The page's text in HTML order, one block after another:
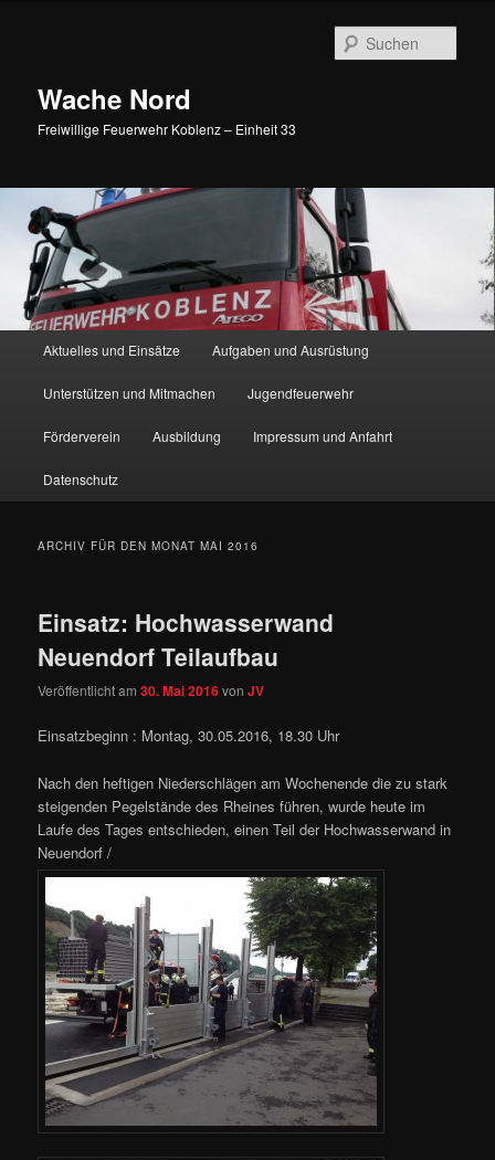
Wache Nord
Freiwillige Feuerwehr Koblenz – Einheit 33
Zum Inhalt wechseln
Zum sekundären Inhalt wechseln
Aktuelles und Einsätze Aufgaben und Ausrüstung
Unterstützen und Mitmachen Jugendfeuerwehr
Förderverein Ausbildung Impressum und Anfahrt
Datenschutz
ARCHIV FÜR DEN MONATMAI 2016
Einsatz: Hochwasserwand
Neuendorf Teilaufbau
Veröffentlicht am30. Mai 2016vonJV
Einsatzbeginn : Montag, 30.05.2016, 18.30 Uhr
Nach den heftigen Niederschlägen am Wochenende die zu stark
steigenden Pegelstände des Rheines führen, wurde heute im
Laufe des Tages entschieden, einen Teil der Hochwasserwand in
Neuendorf /